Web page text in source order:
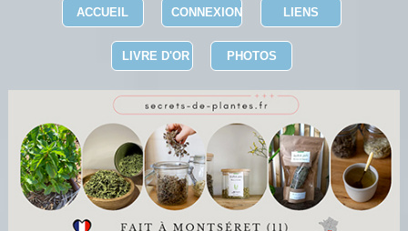
ACCUEIL CONNEXION LIENS
LIVRE D'OR PHOTOS